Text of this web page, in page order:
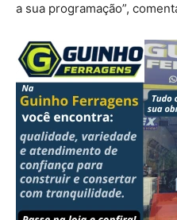
a sua programação”,